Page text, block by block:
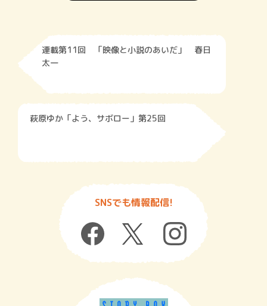
連載第11回 「映像と小説のあいだ」 春日
太一
萩原ゆか「よう、サボロー」第25回
SNSでも情報配信!